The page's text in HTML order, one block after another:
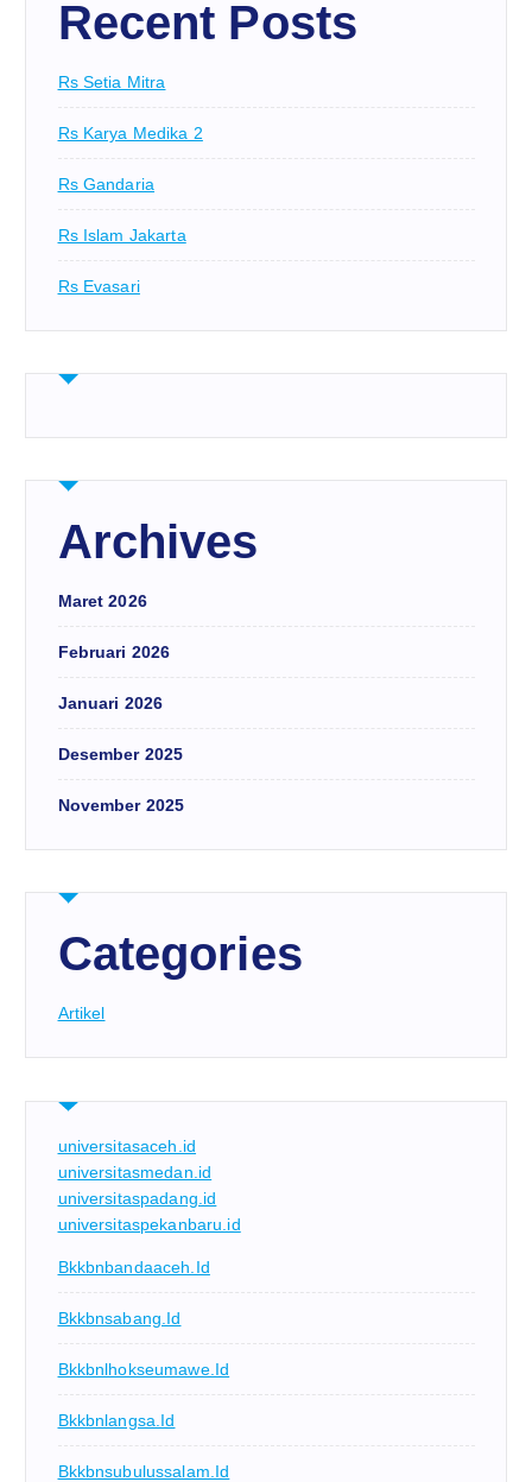
Recent Posts
Rs Setia Mitra
Rs Karya Medika 2
Rs Gandaria
Rs Islam Jakarta
Rs Evasari
Archives
Maret 2026
Februari 2026
Januari 2026
Desember 2025
November 2025
Categories
Artikel
universitasaceh.id
universitasmedan.id
universitaspadang.id
universitaspekanbaru.id
Bkkbnbandaaceh.id
Bkkbnsabang.id
Bkkbnlhokseumawe.id
Bkkbnlangsa.id
Bkkbnsubulussalam.id